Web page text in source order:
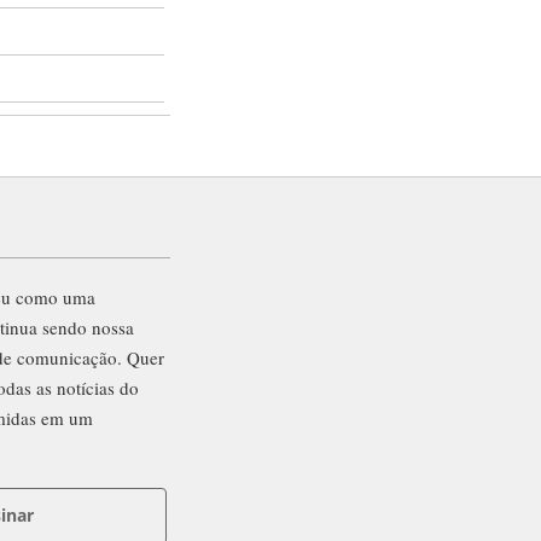
como uma
sendo nossa
comunicação. Quer
as notícias do
em um